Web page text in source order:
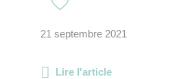
21 septembre 2021
Lire l'article